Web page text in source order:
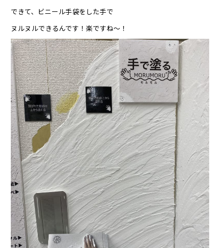
できて、ビニール手袋をした手で
ヌルヌルできるんです！楽ですね〜！